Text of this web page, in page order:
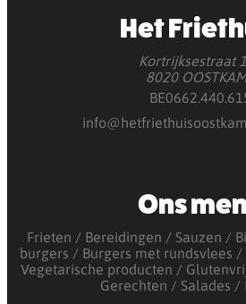
Het
Kortrijksestraat
8020
Ons
Frieten Bereidingen Sauzen
burgers
Burgers met rundsvlees
Vegetarische producten
Gerechten
Salades